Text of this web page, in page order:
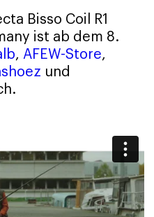
Bisso Coil R1
ist ab dem 8.
, AFEW-Store,
und